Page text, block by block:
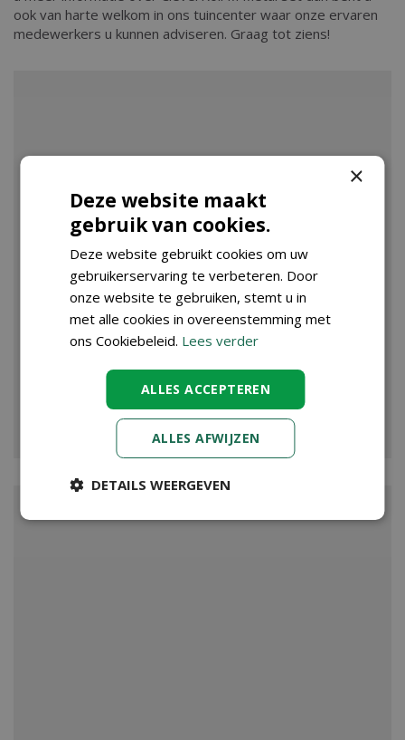
ook van harte welkom in ons tuincenter waar onze ervaren
medewerkers u kunnen adviseren. Graag tot ziens!
VIJVER
×
Deze website maakt
gebruik van cookies.
Deze website gebruikt cookies om uw
gebruikerservaring te verbeteren. Door
onze website te gebruiken, stemt u in
met alle cookies in overeenstemming met
ons Cookiebeleid. Lees verder
ALLES ACCEPTEREN
ALLES AFWIJZEN
DETAILS WEERGEVEN